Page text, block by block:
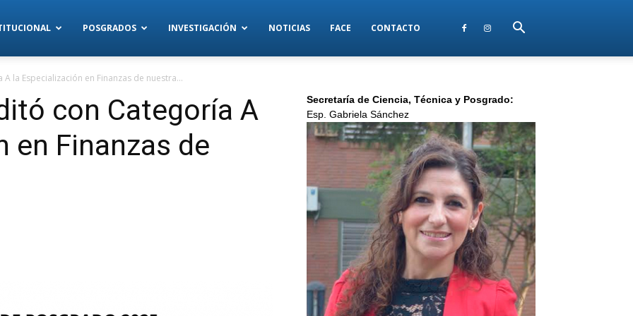
POSGRADOS INVESTIGACIÓN NOTICIAS FACE CONTACTO
la Especialización en Finanzas de nuestra...
con Categoría A
en Finanzas de
Secretaría de Ciencia, Técnica y Posgrado:
Esp. Gabriela Sánchez